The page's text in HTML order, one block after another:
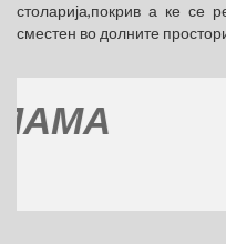
столарија,покрив а ке се
сместен во долните